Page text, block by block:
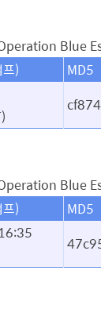
Blue
)
MD5
Blue
)
MD5